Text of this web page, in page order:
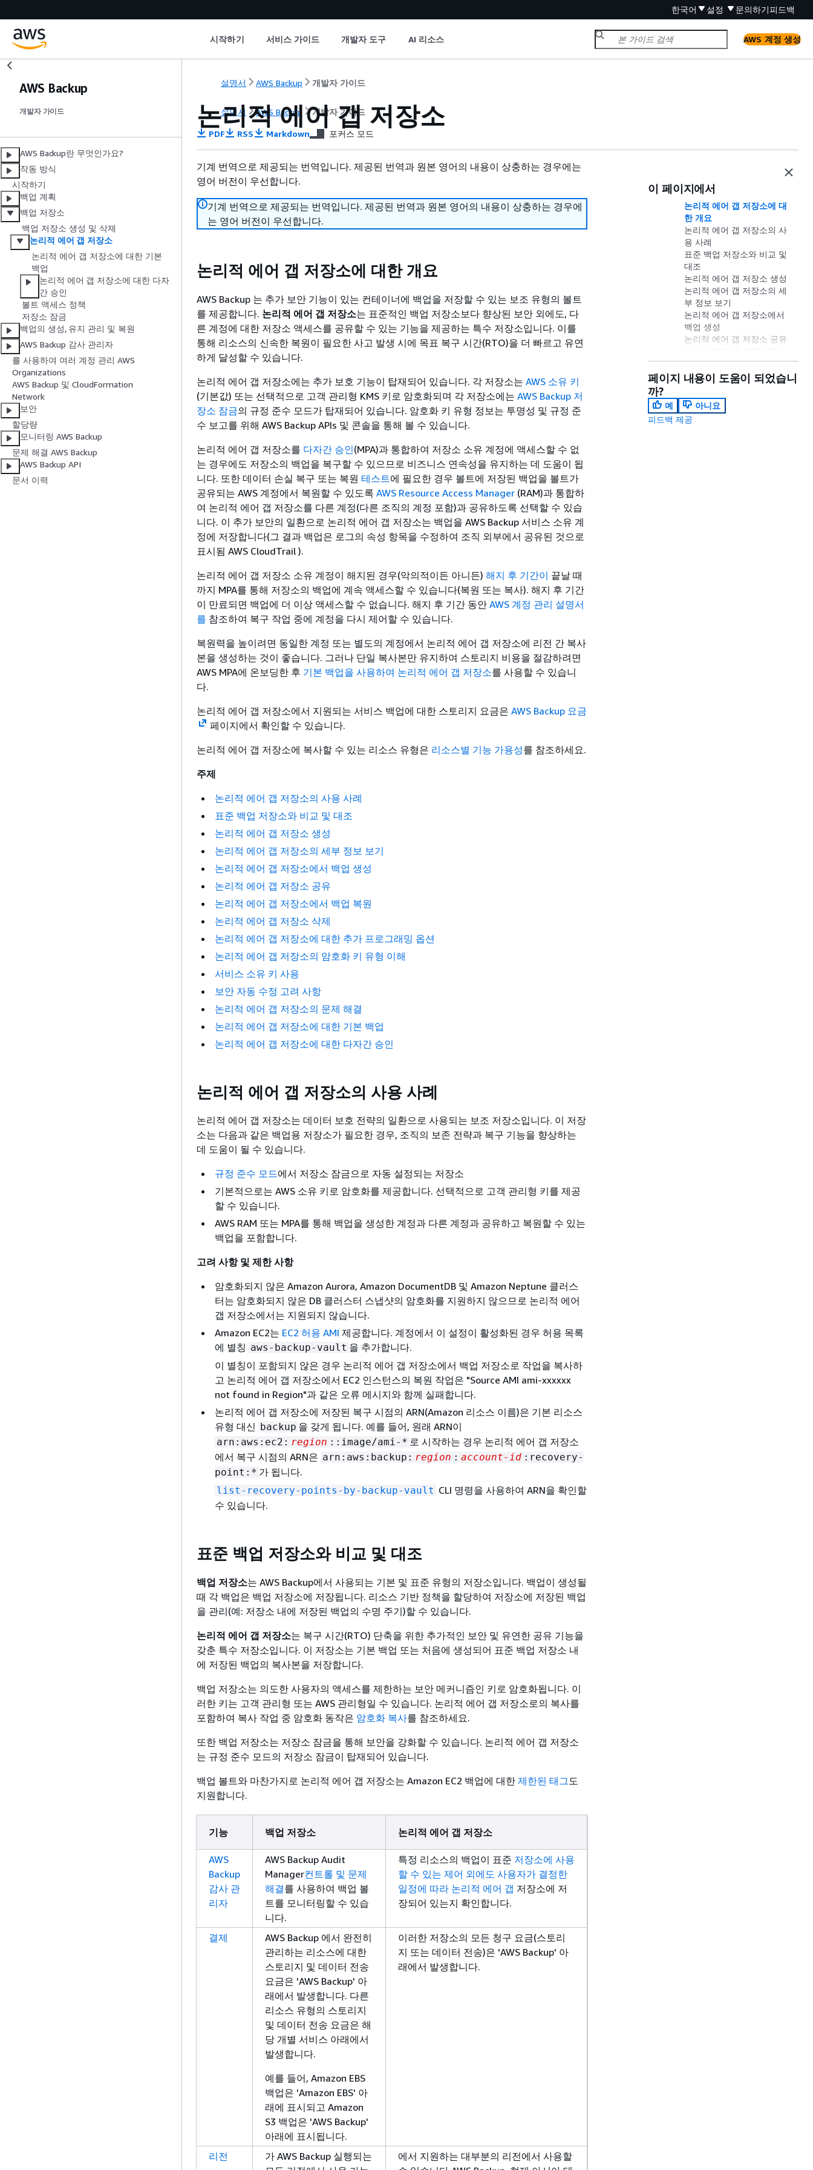
한국어 설정 문의하기피드백
시작하기 서비스 가이드 개발자 도구 AI 리소스 AWS 계정 생성
AWS Backup
개발자 가이드
AWS Backup란 무엇인가요?
작동 방식
시작하기
백업 계획
백업 저장소
백업 저장소 생성 및 삭제
논리적 에어 갭 저장소
논리적 에어 갭 저장소에 대한 기본
백업
논리적 에어 갭 저장소에 대한 다자
간 승인
볼트 액세스 정책
저장소 잠금
백업의 생성, 유지 관리 및 복원
AWS Backup 감사 관리자
를 사용하여 여러 계정 관리 AWS
Organizations
AWS Backup 및 CloudFormation
Network
보안
할당량
모니터링 AWS Backup
문제 해결 AWS Backup
AWS Backup API
문서 이력
설명서 AWS Backup 개발자 가이드
설명서 AWS Backup 개발자 가이드
논리적 에어 갭 저장소
PDF RSS Markdown 포커스 모드
기계 번역으로 제공되는 번역입니다. 제공된 번역과 원본 영어의 내용이 상충하는 경우에는
영어 버전이 우선합니다.
기계 번역으로 제공되는 번역입니다. 제공된 번역과 원본 영어의 내용이 상충하는 경우에
는 영어 버전이 우선합니다.
논리적 에어 갭 저장소에 대한 개요
AWS Backup 는 추가 보안 기능이 있는 컨테이너에 백업을 저장할 수 있는 보조 유형의 볼트
를 제공합니다. 논리적 에어 갭 저장소는 표준적인 백업 저장소보다 향상된 보안 외에도, 다
른 계정에 대한 저장소 액세스를 공유할 수 있는 기능을 제공하는 특수 저장소입니다. 이를
통해 리소스의 신속한 복원이 필요한 사고 발생 시에 목표 복구 시간(RTO)을 더 빠르고 유연
하게 달성할 수 있습니다.
논리적 에어 갭 저장소에는 추가 보호 기능이 탑재되어 있습니다. 각 저장소는 AWS 소유 키
(기본값) 또는 선택적으로 고객 관리형 KMS 키로 암호화되며 각 저장소에는 AWS Backup 저
장소 잠금의 규정 준수 모드가 탑재되어 있습니다. 암호화 키 유형 정보는 투명성 및 규정 준
수 보고를 위해 AWS Backup APIs 및 콘솔을 통해 볼 수 있습니다.
논리적 에어 갭 저장소를 다자간 승인(MPA)과 통합하여 저장소 소유 계정에 액세스할 수 없
는 경우에도 저장소의 백업을 복구할 수 있으므로 비즈니스 연속성을 유지하는 데 도움이 됩
니다. 또한 데이터 손실 복구 또는 복원 테스트에 필요한 경우 볼트에 저장된 백업을 볼트가
공유되는 AWS 계정에서 복원할 수 있도록 AWS Resource Access Manager (RAM)과 통합하
여 논리적 에어 갭 저장소를 다른 계정(다른 조직의 계정 포함)과 공유하도록 선택할 수 있습
니다. 이 추가 보안의 일환으로 논리적 에어 갭 저장소는 백업을 AWS Backup 서비스 소유 계
정에 저장합니다(그 결과 백업은 로그의 속성 항목을 수정하여 조직 외부에서 공유된 것으로
표시됨 AWS CloudTrail ).
논리적 에어 갭 저장소 소유 계정이 해지된 경우(악의적이든 아니든) 해지 후 기간이 끝날 때
까지 MPA를 통해 저장소의 백업에 계속 액세스할 수 있습니다(복원 또는 복사). 해지 후 기간
이 만료되면 백업에 더 이상 액세스할 수 없습니다. 해지 후 기간 동안 AWS 계정 관리 설명서
를 참조하여 복구 작업 중에 계정을 다시 제어할 수 있습니다.
복원력을 높이려면 동일한 계정 또는 별도의 계정에서 논리적 에어 갭 저장소에 리전 간 복사
본을 생성하는 것이 좋습니다. 그러나 단일 복사본만 유지하여 스토리지 비용을 절감하려면
AWS MPA에 온보딩한 후 기본 백업을 사용하여 논리적 에어 갭 저장소를 사용할 수 있습니
다.
논리적 에어 갭 저장소에서 지원되는 서비스 백업에 대한 스토리지 요금은 AWS Backup 요금
페이지에서 확인할 수 있습니다.
논리적 에어 갭 저장소에 복사할 수 있는 리소스 유형은 리소스별 기능 가용성를 참조하세요.
주제
논리적 에어 갭 저장소의 사용 사례
표준 백업 저장소와 비교 및 대조
논리적 에어 갭 저장소 생성
논리적 에어 갭 저장소의 세부 정보 보기
논리적 에어 갭 저장소에서 백업 생성
논리적 에어 갭 저장소 공유
논리적 에어 갭 저장소에서 백업 복원
논리적 에어 갭 저장소 삭제
논리적 에어 갭 저장소에 대한 추가 프로그래밍 옵션
논리적 에어 갭 저장소의 암호화 키 유형 이해
서비스 소유 키 사용
보안 자동 수정 고려 사항
논리적 에어 갭 저장소의 문제 해결
논리적 에어 갭 저장소에 대한 기본 백업
논리적 에어 갭 저장소에 대한 다자간 승인
논리적 에어 갭 저장소의 사용 사례
논리적 에어 갭 저장소는 데이터 보호 전략의 일환으로 사용되는 보조 저장소입니다. 이 저장
소는 다음과 같은 백업용 저장소가 필요한 경우, 조직의 보존 전략과 복구 기능을 향상하는
데 도움이 될 수 있습니다.
규정 준수 모드에서 저장소 잠금으로 자동 설정되는 저장소
기본적으로는 AWS 소유 키로 암호화를 제공합니다. 선택적으로 고객 관리형 키를 제공
할 수 있습니다.
AWS RAM 또는 MPA를 통해 백업을 생성한 계정과 다른 계정과 공유하고 복원할 수 있는
백업을 포함합니다.
고려 사항 및 제한 사항
암호화되지 않은 Amazon Aurora, Amazon DocumentDB 및 Amazon Neptune 클러스
터는 암호화되지 않은 DB 클러스터 스냅샷의 암호화를 지원하지 않으므로 논리적 에어
갭 저장소에서는 지원되지 않습니다.
Amazon EC2는 EC2 허용 AMI 제공합니다. 계정에서 이 설정이 활성화된 경우 허용 목록
에 별칭 aws-backup-vault 을 추가합니다.
이 별칭이 포함되지 않은 경우 논리적 에어 갭 저장소에서 백업 저장소로 작업을 복사하
고 논리적 에어 갭 저장소에서 EC2 인스턴스의 복원 작업은 "Source AMI ami-xxxxxx
not found in Region"과 같은 오류 메시지와 함께 실패합니다.
논리적 에어 갭 저장소에 저장된 복구 시점의 ARN(Amazon 리소스 이름)은 기본 리소스
유형 대신 backup 을 갖게 됩니다. 예를 들어, 원래 ARN이
arn:aws:ec2: region ::image/ami-* 로 시작하는 경우 논리적 에어 갭 저장소
에서 복구 시점의 ARN은 arn:aws:backup: region : account-id :recovery-
point:* 가 됩니다.
list-recovery-points-by-backup-vault CLI 명령을 사용하여 ARN을 확인할
수 있습니다.
표준 백업 저장소와 비교 및 대조
백업 저장소는 AWS Backup에서 사용되는 기본 및 표준 유형의 저장소입니다. 백업이 생성될
때 각 백업은 백업 저장소에 저장됩니다. 리소스 기반 정책을 할당하여 저장소에 저장된 백업
을 관리(예: 저장소 내에 저장된 백업의 수명 주기)할 수 있습니다.
논리적 에어 갭 저장소는 복구 시간(RTO) 단축을 위한 추가적인 보안 및 유연한 공유 기능을
갖춘 특수 저장소입니다. 이 저장소는 기본 백업 또는 처음에 생성되어 표준 백업 저장소 내
에 저장된 백업의 복사본을 저장합니다.
백업 저장소는 의도한 사용자의 액세스를 제한하는 보안 메커니즘인 키로 암호화됩니다. 이
러한 키는 고객 관리형 또는 AWS 관리형일 수 있습니다. 논리적 에어 갭 저장소로의 복사를
포함하여 복사 작업 중 암호화 동작은 암호화 복사를 참조하세요.
또한 백업 저장소는 저장소 잠금을 통해 보안을 강화할 수 있습니다. 논리적 에어 갭 저장소
는 규정 준수 모드의 저장소 잠금이 탑재되어 있습니다.
백업 볼트와 마찬가지로 논리적 에어 갭 저장소는 Amazon EC2 백업에 대한 제한된 태그 도
지원합니다.
기능 백업 저장소 논리적 에어 갭 저장소
AWS
Backup
감사 관
리자
AWS Backup Audit
Manager컨트롤 및 문제
해결를 사용하여 백업 볼
트를 모니터링할 수 있습
니다.
특정 리소스의 백업이 표준 저장소에 사용
할 수 있는 제어 외에도 사용자가 결정한
일정에 따라 논리적 에어 갭 저장소에 저
장되어 있는지 확인합니다.
결제
AWS Backup 에서 완전히
관리하는 리소스에 대한
스토리지 및 데이터 전송
요금은 'AWS Backup' 아
래에서 발생합니다. 다른
리소스 유형의 스토리지
및 데이터 전송 요금은 해
당 개별 서비스 아래에서
발생합니다.
예를 들어, Amazon EBS
백업은 'Amazon EBS' 아
래에 표시되고 Amazon
S3 백업은 'AWS Backup'
아래에 표시됩니다.
이러한 저장소의 모든 청구 요금(스토리
지 또는 데이터 전송)은 'AWS Backup' 아
래에서 발생합니다.
리전
가 AWS Backup 실행되는
에서 지원하는 대부분의 리전에서 사용할
이 페이지에서
논리적 에어 갭 저장소에 대
한 개요
논리적 에어 갭 저장소의 사
용 사례
표준 백업 저장소와 비교 및
대조
논리적 에어 갭 저장소 생성
논리적 에어 갭 저장소의 세
부 정보 보기
논리적 에어 갭 저장소에서
백업 생성
논리적 에어 갭 저장소 공유
백업 복원
논리적 에어 갭 저장소 삭제
논리적 에어 갭 저장소에 대
한 추가 프로그래밍 옵션
논리적 에어 갭 저장소의 암
호화 키 유형 이해
페이지 내용이 도움이 되었습니
까?
예
아니요
피드백 제공